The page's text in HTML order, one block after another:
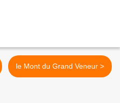
le Mont du Grand Veneur >